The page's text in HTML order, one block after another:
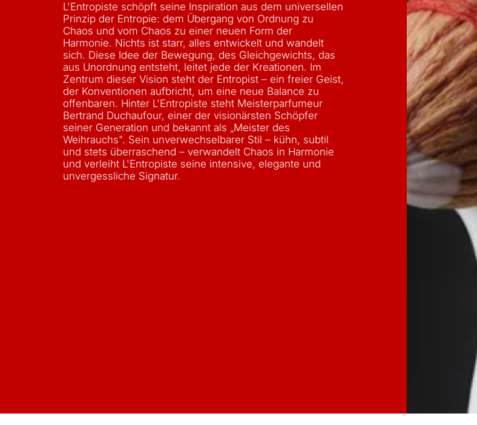
L'Entropiste schöpft seine Inspiration aus dem universellen
Prinzip der Entropie: dem Übergang von Ordnung zu
Chaos und vom Chaos zu einer neuen Form der
Harmonie. Nichts ist starr, alles entwickelt und wandelt
sich. Diese Idee der Bewegung, des Gleichgewichts, das
aus Unordnung entsteht, leitet jede der Kreationen. Im
Zentrum dieser Vision steht der Entropist – ein freier Geist,
der Konventionen aufbricht, um eine neue Balance zu
offenbaren. Hinter L'Entropiste steht Meisterparfumeur
Bertrand Duchaufour, einer der visionärsten Schöpfer
seiner Generation und bekannt als „Meister des
Weihrauchs". Sein unverwechselbarer Stil – kühn, subtil
und stets überraschend – verwandelt Chaos in Harmonie
und verleiht L'Entropiste seine intensive, elegante und
unvergessliche Signatur.